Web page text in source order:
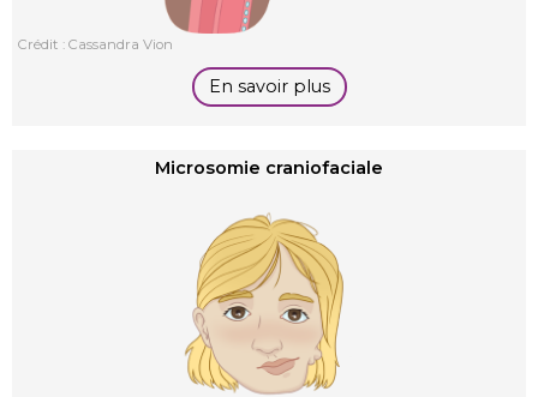
Crédit : Cassandra Vion
En savoir plus
Microsomie craniofaciale